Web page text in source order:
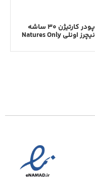
پودر کارتیژن ۳۰ ساشه
نیچرز اونلی Natures Only